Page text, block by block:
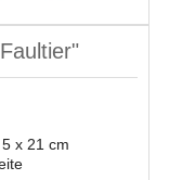
x 21 cm